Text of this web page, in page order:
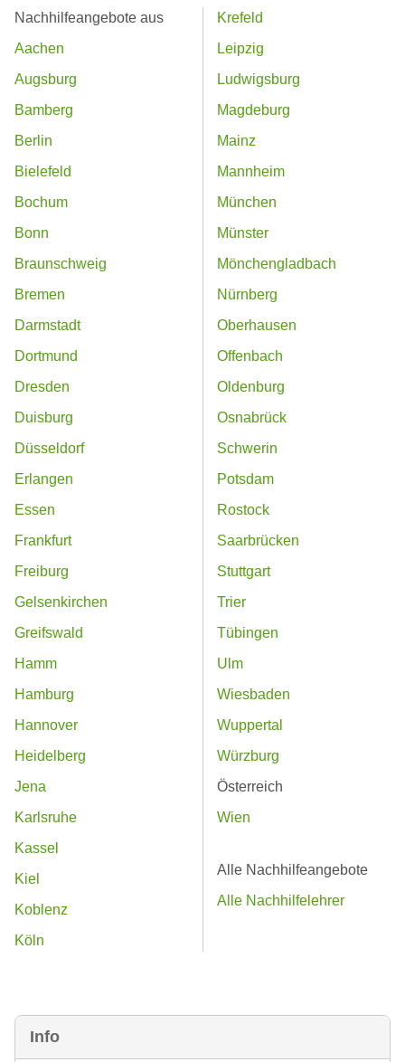
Info
Nachhilfeangebote aus
Aachen
Augsburg
Bamberg
Berlin
Bielefeld
Bochum
Bonn
Braunschweig
Bremen
Darmstadt
Dortmund
Dresden
Duisburg
Düsseldorf
Erlangen
Essen
Frankfurt
Freiburg
Gelsenkirchen
Greifswald
Hamm
Hamburg
Hannover
Heidelberg
Jena
Karlsruhe
Kassel
Kiel
Koblenz
Köln
Krefeld
Leipzig
Ludwigsburg
Magdeburg
Mainz
Mannheim
München
Münster
Mönchengladbach
Nürnberg
Oberhausen
Offenbach
Oldenburg
Osnabrück
Schwerin
Potsdam
Rostock
Saarbrücken
Stuttgart
Trier
Tübingen
Ulm
Wiesbaden
Wuppertal
Würzburg
Österreich
Wien
Alle Nachhilfeangebote
Alle Nachhilfelehrer